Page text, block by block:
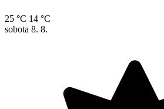
25 °C 14 °C
sobota 8. 8.